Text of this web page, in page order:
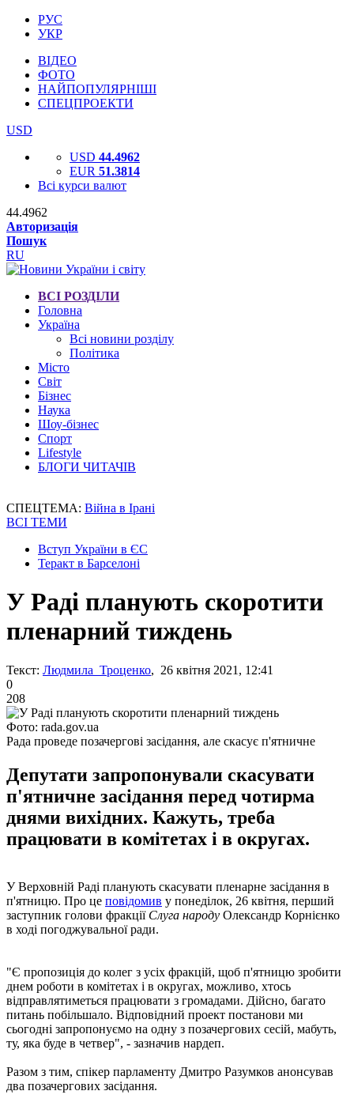
РУС
УКР
ВІДЕО
ФОТО
НАЙПОПУЛЯРНІШІ
СПЕЦПРОЕКТИ
USD
USD 44.4962
EUR 51.3814
Всі курси валют
44.4962
Авторизація
Пошук
RU
ВСІ РОЗДІЛИ
Головна
Україна
Всі новини розділу
Політика
Місто
Світ
Бізнес
Наука
Шоу-бізнес
Спорт
Lifestyle
БЛОГИ ЧИТАЧІВ
СПЕЦТЕМА: Війна в Ірані
ВСІ ТЕМИ
Вступ України в ЄС
Теракт в Барселоні
У Раді планують скоротити
пленарний тиждень
Текст: Людмила Троценко, 26 квітня 2021, 12:41
0
208
Фото: rada.gov.ua
Рада проведе позачергові засідання, але скасує п'ятничне
Депутати запропонували скасувати
п'ятничне засідання перед чотирма
днями вихідних. Кажуть, треба
працювати в комітетах і в округах.
У Верховній Раді планують скасувати пленарне засідання в
п'ятницю. Про це повідомив у понеділок, 26 квітня, перший
заступник голови фракції Слуга народу Олександр Корнієнко
в ході погоджувальної ради.
"Є пропозиція до колег з усіх фракцій, щоб п'ятницю зробити
днем ​​роботи в комітетах і в округах, можливо, хтось
відправлятиметься працювати з громадами. Дійсно, багато
питань побільшало. Відповідний проект постанови ми
сьогодні запропонуємо на одну з позачергових сесій, мабуть,
ту, яка буде в четвер", - зазначив нардеп.
Разом з тим, спікер парламенту Дмитро Разумков анонсував
два позачергових засідання.